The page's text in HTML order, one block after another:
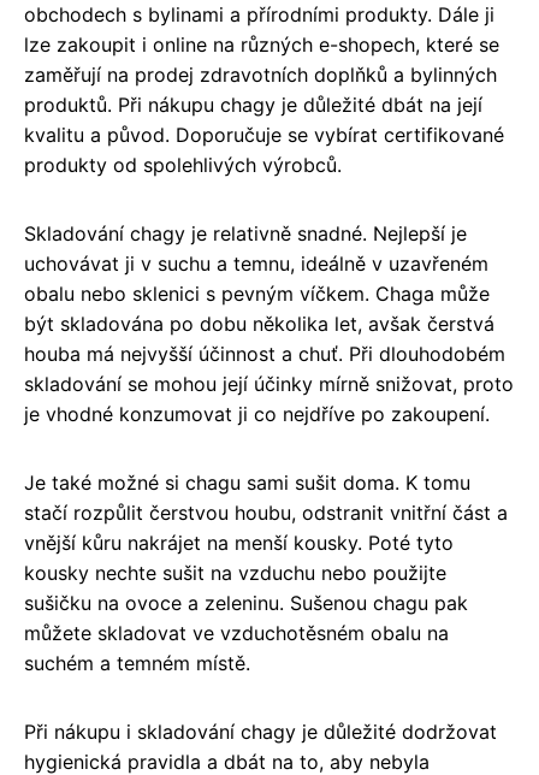
obchodech s bylinami a přírodními produkty. Dále ji
lze zakoupit i online na různých e-shopech, které se
zaměřují na prodej zdravotních doplňků a bylinných
produktů. Při nákupu chagy je důležité dbát na její
kvalitu a původ. Doporučuje se vybírat certifikované
produkty od spolehlivých výrobců.
Skladování chagy je relativně snadné. Nejlepší je
uchovávat ji v suchu a temnu, ideálně v uzavřeném
obalu nebo sklenici s pevným víčkem. Chaga může
být skladována po dobu několika let, avšak čerstvá
houba má nejvyšší účinnost a chuť. Při dlouhodobém
skladování se mohou její účinky mírně snižovat, proto
je vhodné konzumovat ji co nejdříve po zakoupení.
Je také možné si chagu sami sušit doma. K tomu
stačí rozpůlit čerstvou houbu, odstranit vnitřní část a
vnější kůru nakrájet na menší kousky. Poté tyto
kousky nechte sušit na vzduchu nebo použijte
sušičku na ovoce a zeleninu. Sušenou chagu pak
můžete skladovat ve vzduchotěsném obalu na
suchém a temném místě.
Při nákupu i skladování chagy je důležité dodržovat
hygienická pravidla a dbát na to, aby nebyla